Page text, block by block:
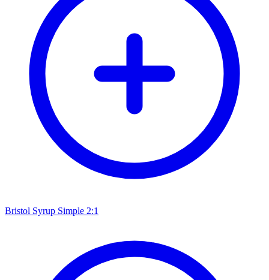
Bristol Syrup Simple 2:1